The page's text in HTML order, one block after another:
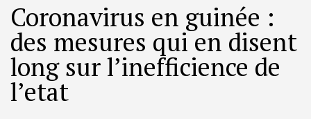
Coronavirus en guinée :
des mesures qui en disent
long sur l’inefficience de
l’etat